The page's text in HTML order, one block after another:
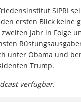
SIPRI
ersten Blick keine
Jahr in Folge
unter Obama und
Trump.
verfügbar.